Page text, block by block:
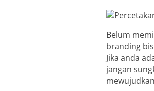
Belum
branding
Jika anda
jangan